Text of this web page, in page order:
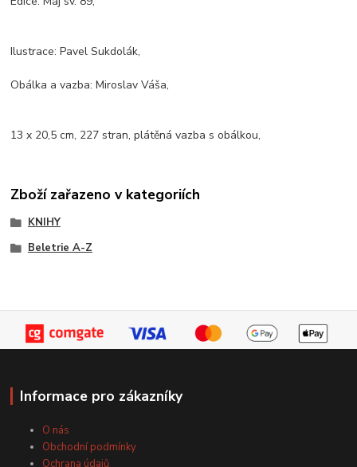
Ilustrace: Pavel Sukdolák,
Obálka a vazba: Miroslav Váša,
13 x 20,5 cm, 227 stran, plátěná vazba s obálkou,
Zboží zařazeno v kategoriích
KNIHY
Beletrie A-Z
Informace pro zákazníky
O nás
Obchodní podmínky
Ochrana údajů